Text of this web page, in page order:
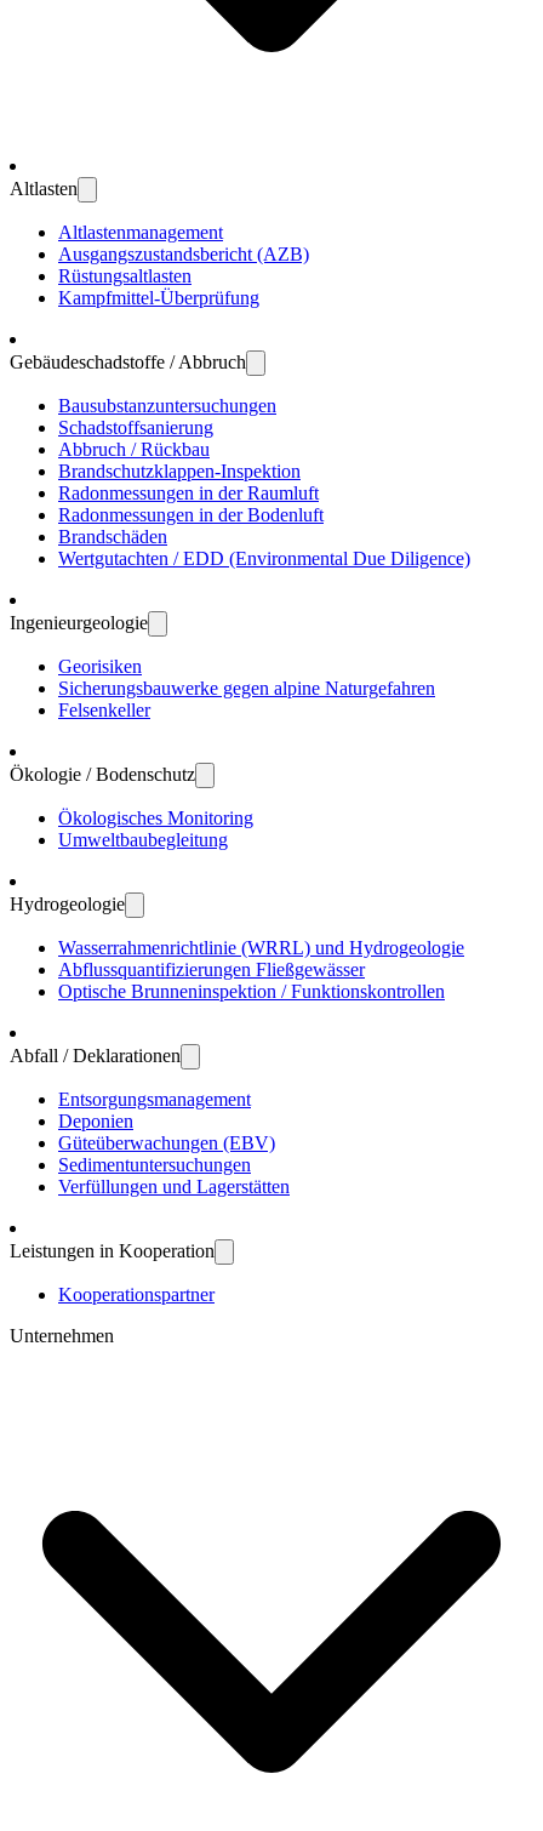
Altlasten
Altlasten­manage­ment
Ausgangs­zustands­bericht (AZB)
Rüstungs­altlasten
Kampf­mittel-Über­prüfung
Gebäude­schadstoffe / Abbruch
Bau­substanz­unter­suchungen
Schadstoff­sanierung
Abbruch / Rückbau
Brandschutz­klappen-Inspektion
Radon­messungen in der Raum­luft
Radon­messungen in der Boden­luft
Brand­schäden
Wert­gutachten / EDD (Environ­mental Due Dili­gence)
Ingenieur­geologie
Geo­risiken
Sicherungs­bau­werke gegen alpine Natur­gefahren
Felsen­keller
Ökologie / Bodenschutz
Öko­logisches Moni­toring
Umwelt­bau­be­gleitung
Hydro­geologie
Wasser­rahmen­richtlinie (WRRL) und Hydro­geologie
Abfluss­quanti­fizierungen Fließ­gewässer
Optische Brunnen­inspektion / Funktions­kontrollen
Abfall / Deklarationen
Entsorgungs­manage­ment
Deponien
Güte­über­wachungen (EBV)
Sedi­ment­unter­suchungen
Verfül­lungen und Lager­stätten
Leistungen in Kooperation
Kooperations­partner
Unternehmen